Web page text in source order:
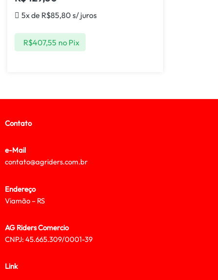
5x de R$85,80 s/ juros
R$407,55 no Pix
Contato
e-Mail
contato@agriders.com.br
Endereço
Viamão – RS
AG Riders Comercio
CNPJ: 45.665.309/0001-39
Link